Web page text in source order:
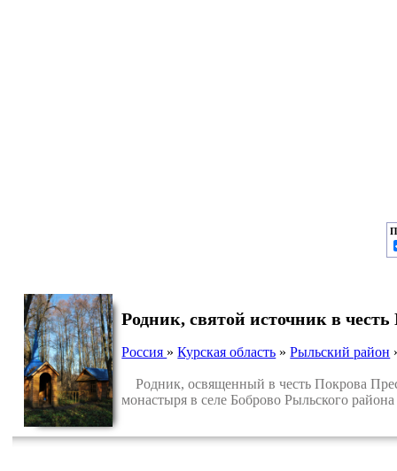
Родник, святой источник в
Россия »Курская область »Рыльский район
Родник, освященный в честь Покрова
монастыря в селе Боброво Рыльского